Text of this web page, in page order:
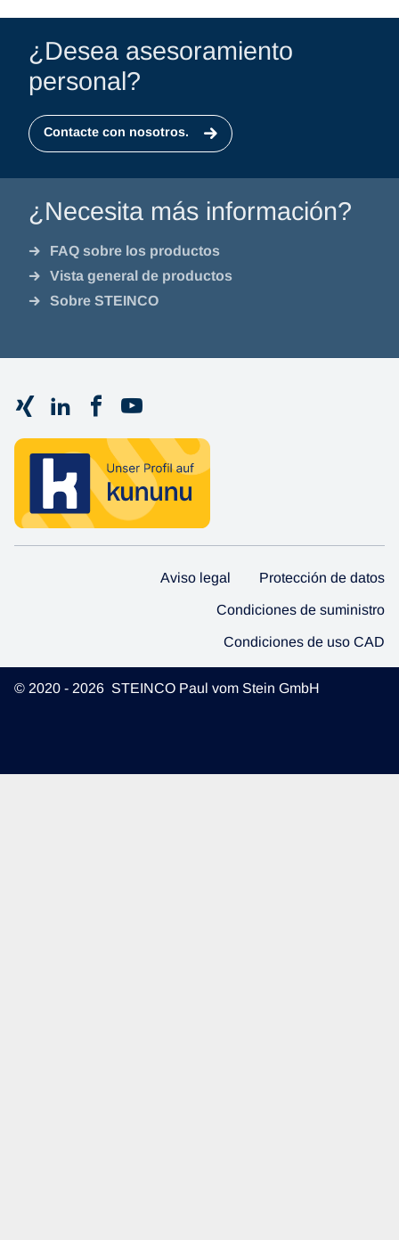
¿Desea asesoramiento
personal?
Contacte con nosotros.
¿Necesita más información?
FAQ sobre los productos
Vista general de productos
Sobre STEINCO
Aviso legal Protección de datos
Condiciones de suministro
Condiciones de uso CAD
© 2020 - 2026 STEINCO Paul vom Stein GmbH